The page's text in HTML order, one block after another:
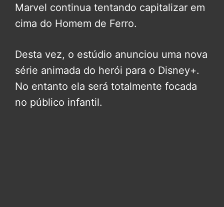
Marvel continua tentando capitalizar em
cima do Homem de Ferro.
Desta vez, o estúdio anunciou uma nova
série animada do herói para o Disney+.
No entanto ela será totalmente focada
no público infantil.